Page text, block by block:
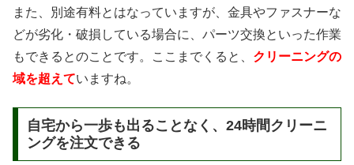
また、別途有料とはなっていますが、金具やファスナーな
どが劣化・破損している場合に、パーツ交換といった作業
もできるとのことです。ここまでくると、 クリーニングの
域を超えていますね。
自宅から一歩も出ることなく、24時間クリーニ
ングを注文できる